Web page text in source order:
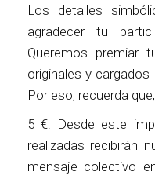
Los detalles
agradecer tu
Queremos premiar
originales y
Por eso, recuerda
5 €: Desde este
realizadas recibirán
mensaje colectivo